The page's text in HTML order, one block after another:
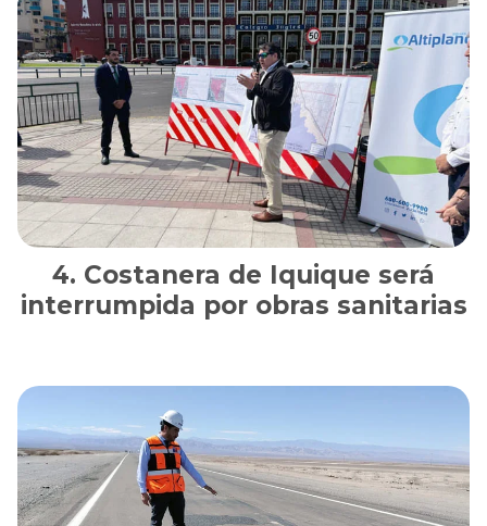
Costanera de Iquique será
interrumpida por obras sanitarias